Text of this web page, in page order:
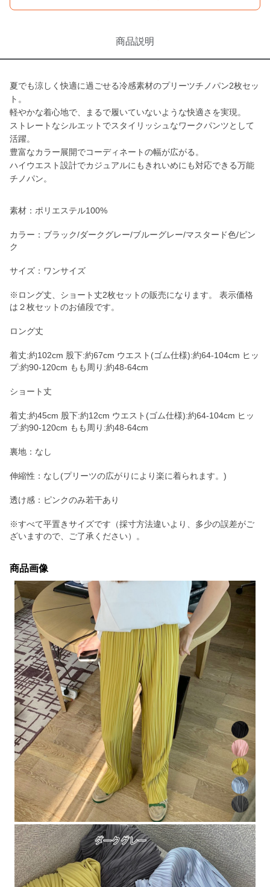
商品説明
夏でも涼しく快適に過ごせる冷感素材のプリーツチノパン2枚セッ
ト。
軽やかな着心地で、まるで履いていないような快適さを実現。
ストレートなシルエットでスタイリッシュなワークパンツとして
活躍。
豊富なカラー展開でコーディネートの幅が広がる。
ハイウエスト設計でカジュアルにもきれいめにも対応できる万能
チノパン。
素材：ポリエステル100%
カラー：ブラック/ダークグレー/ブルーグレー/マスタード色/ピン
ク
サイズ：ワンサイズ
※ロング丈、ショート丈2枚セットの販売になります。 表示価格
は２枚セットのお値段です。
ロング丈
着丈:約102cm 股下:約67cm ウエスト(ゴム仕様):約64-104cm ヒッ
プ:約90-120cm もも周り:約48-64cm
ショート丈
着丈:約45cm 股下:約12cm ウエスト(ゴム仕様):約64-104cm ヒッ
プ:約90-120cm もも周り:約48-64cm
裏地：なし
伸縮性：なし(プリーツの広がりにより楽に着られます。)
透け感：ピンクのみ若干あり
※すべて平置きサイズです（採寸方法違いより、多少の誤差がご
ざいますので、ご了承ください）。
商品画像